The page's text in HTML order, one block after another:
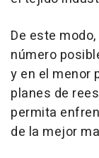
De este
número
y en el menor
planes de
permita
de la mejor